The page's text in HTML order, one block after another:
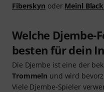
Fiberskyn oder Meinl
Welche Djembe-
besten für dein
Die Djembe ist eine der
Trommeln und wird
Viele Djembe-Spieler